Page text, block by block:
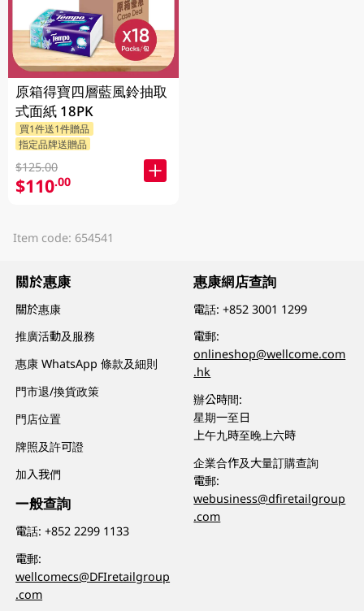
原箱得寶四層藍風鈴抽取
式面紙 18PK
買1件送1件贈品
指定品牌送贈品
$125.00
$110.00
Item code: 654541
關於惠康
關於惠康
推廣活動及服務
惠康 WhatsApp 條款及細則
門市退/換貨政策
門店位置
牌照及許可證
加入我們
一般查詢
電話:+852 2299 1133
電郵:
wellcomecs@DFIretailgroup
.com
惠康網店查詢
電話:+852 3001 1299
電郵:
onlineshop@wellcome.com
.hk
辦公時間:
星期一至日
上午九時至晚上六時
企業合作及大量訂購查詢
電郵:
webusiness@dfiretailgroup
.com